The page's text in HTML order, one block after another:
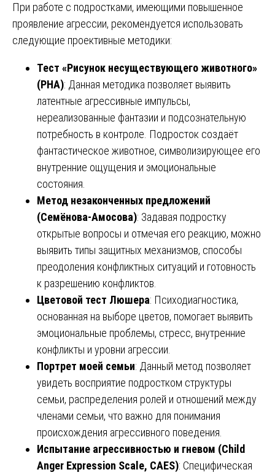
При работе с подростками, имеющими повышенное
проявление агрессии, рекомендуется использовать
следующие проективные методики:
Тест «Рисунок несуществующего животного»
(РНА): Данная методика позволяет выявить
латентные агрессивные импульсы,
нереализованные фантазии и подсознательную
потребность в контроле. Подросток создаёт
фантастическое животное, символизирующее его
внутренние ощущения и эмоциональные
состояния.
Метод незаконченных предложений
(Семёнова-Амосова): Задавая подростку
открытые вопросы и отмечая его реакцию, можно
выявить типы защитных механизмов, способы
преодоления конфликтных ситуаций и готовность
к разрешению конфликтов.
Цветовой тест Люшера: Психодиагностика,
основанная на выборе цветов, помогает выявить
эмоциональные проблемы, стресс, внутренние
конфликты и уровни агрессии.
Портрет моей семьи: Данный метод позволяет
увидеть восприятие подростком структуры
семьи, распределения ролей и отношений между
членами семьи, что важно для понимания
происхождения агрессивного поведения.
Испытание агрессивностью и гневом (Child
Anger Expression Scale, CAES): Специфическая